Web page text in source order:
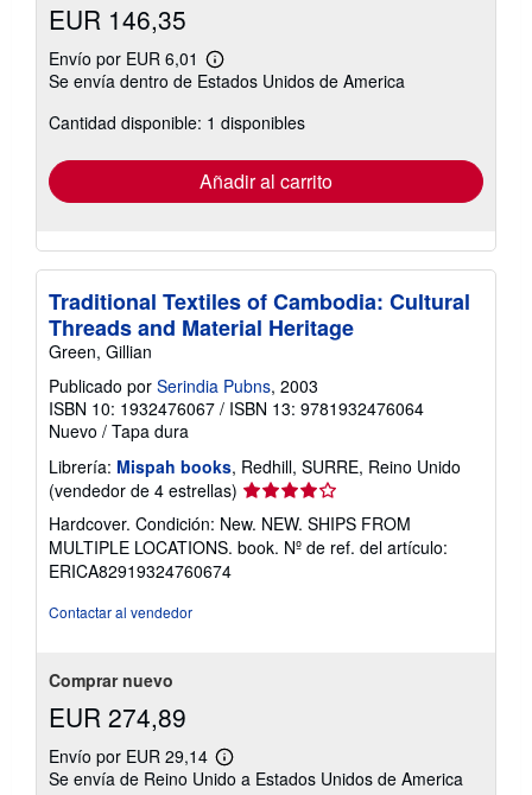
EUR 146,35
Envío por EUR 6,01
Más
información
las
tarifas
envío
Se envía dentro de Estados Unidos de America
Cantidad disponible: 1 disponibles
Añadir al carrito
Traditional Textiles of Cambodia: Cultural
Threads and Material Heritage
Green, Gillian
Publicado por Serindia Pubns, 2003
ISBN 10: 1932476067 / ISBN 13: 9781932476064
Nuevo / Tapa dura
Librería: Mispah books, Redhill, SURRE, Reino Unido
(vendedor de 4 estrellas) Calificación
del
vendedor:
4
Hardcover. Condición: New. NEW. SHIPS FROM
MULTIPLE LOCATIONS. book. Nº de ref. del artículo:
ERICA82919324760674
Contactar al vendedor
Comprar nuevo
EUR 274,89
Envío por EUR 29,14
Más
información
Se envía de Reino Unido a Estados Unidos de America